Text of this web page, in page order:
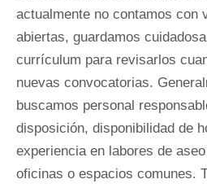
actualmente no contamos con
abiertas, guardamos
currículum para revisarlos
nuevas convocatorias.
buscamos personal
disposición, disponibilidad de
experiencia en labores de
oficinas o espacios comunes.